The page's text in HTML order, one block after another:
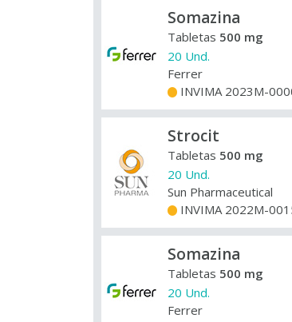
Somazina
Tabletas 500 mg
20 Und.
Ferrer
INVIMA 2023M-
Strocit
Tabletas 500 mg
20 Und.
Sun Pharmaceutical
INVIMA 2022M-
Somazina
Tabletas 500 mg
20 Und.
Ferrer